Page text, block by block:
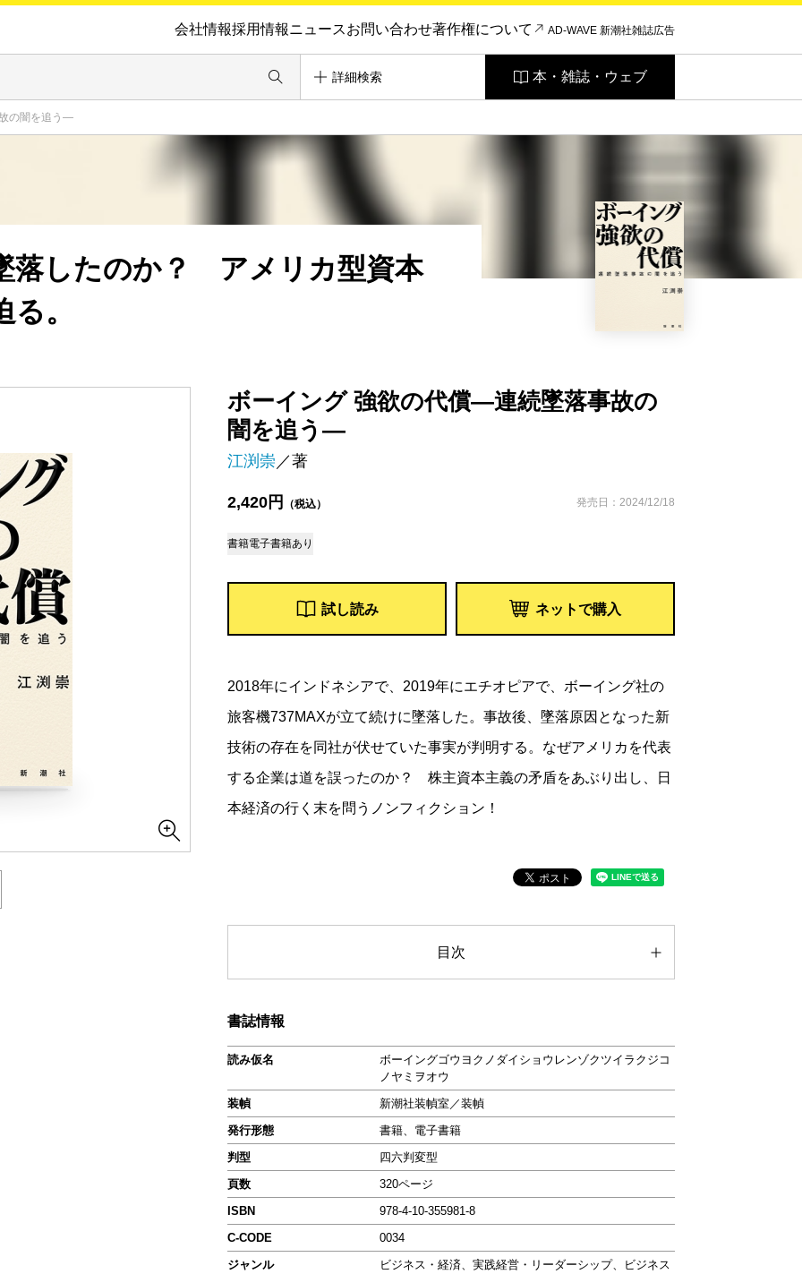
会社情報採用情報ニュースお問い合わせ著作権について AD-WAVE 新潮社雑誌広告
詳細検索 本・雑誌・ウェブ
の闇を追う―
ボーイング 強欲の代償―連続墜落事故の
闇を追う―
江渕崇 ／著
2,420円 （税込） 発売日：2024/12/18
書籍電子書籍あり
試し読み ネットで購入
落したのか？ アメリカ型資本
。
2018年にインドネシアで、2019年にエチオピアで、ボーイング社の
旅客機737MAXが立て続けに墜落した。事故後、墜落原因となった新
技術の存在を同社が伏せていた事実が判明する。なぜアメリカを代表
する企業は道を誤ったのか？ 株主資本主義の矛盾をあぶり出し、日
本経済の行く末を問うノンフィクション！
目次
書誌情報
読み仮名
ボーイングゴウヨクノダイショウレンゾクツイラクジコ
ノヤミヲオウ
装幀
新潮社装幀室／装幀
発行形態
書籍、電子書籍
判型
四六判変型
頁数
320ページ
ISBN
978-4-10-355981-8
C-CODE
0034
ジャンル
ビジネス・経済、実践経営・リーダーシップ、ビジネス